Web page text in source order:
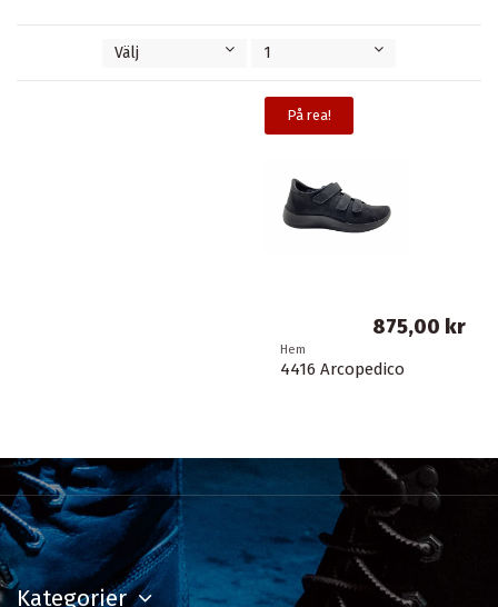
Välj 1
På rea!
Hem
4416 Arcopedico
875,00 kr
Kategorier